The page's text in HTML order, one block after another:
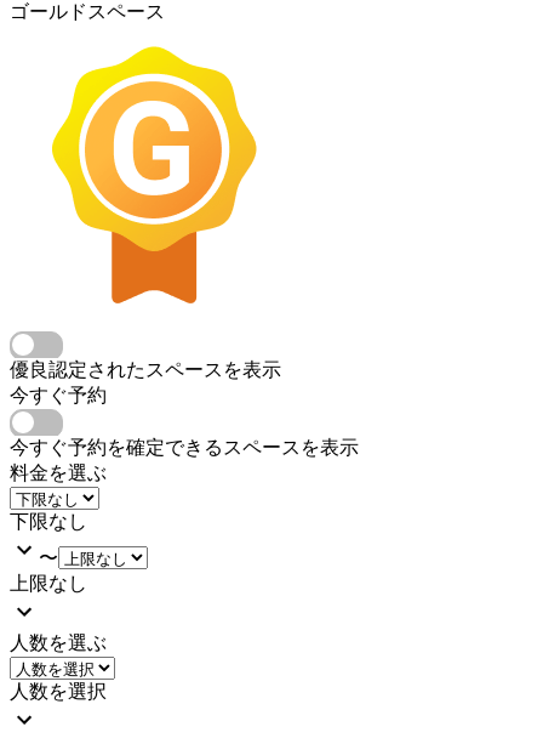
ゴールドスペース
優良認定されたスペースを表示
今すぐ予約
今すぐ予約を確定できるスペースを表示
料金を選ぶ
下限なし
〜
上限なし
人数を選ぶ
人数を選択